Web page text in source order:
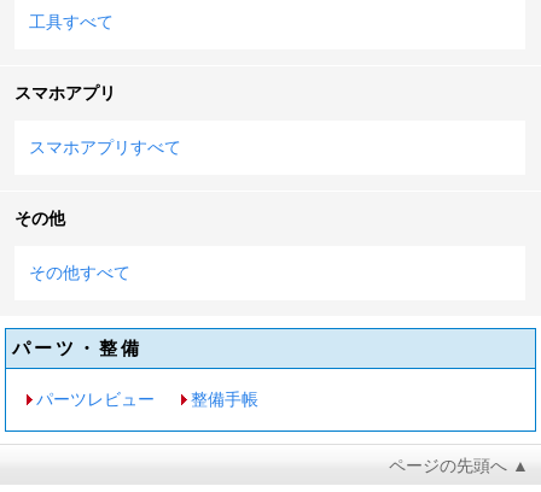
工具すべて
スマホアプリ
スマホアプリすべて
その他
その他すべて
パーツ・整備
パーツレビュー 整備手帳
ページの先頭へ ▲